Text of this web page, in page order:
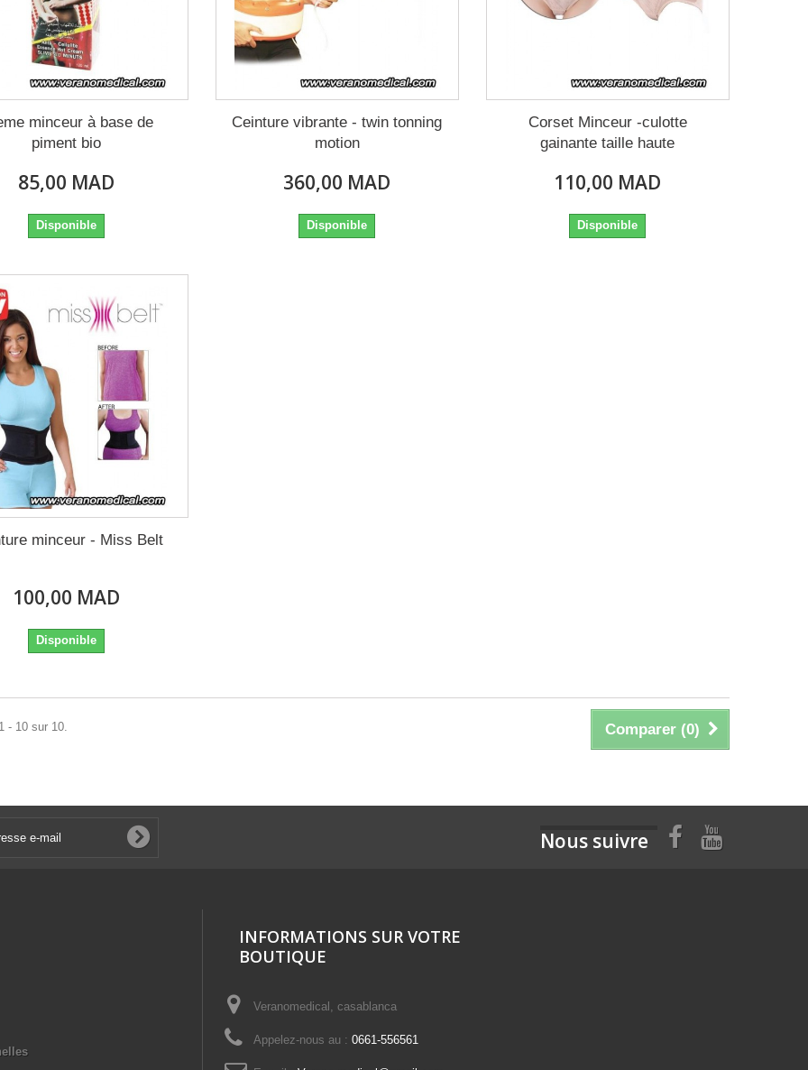
minceur à base de
piment bio
85,00 MAD
Disponible
Ceinture vibrante - twin tonning
motion
360,00 MAD
Disponible
Corset Minceur -culotte
gainante taille haute
110,00 MAD
Disponible
minceur - Miss Belt
100,00 MAD
Disponible
Comparer (0)
- 10 sur 10.
Nous suivre
INFORMATIONS SUR VOTRE
BOUTIQUE
Veranomedical, casablanca
Appelez-nous au : 0661-556561